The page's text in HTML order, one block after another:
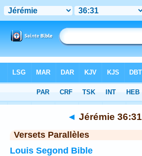
Chapitre 36 > Verset 31
◄ Jérémie 36:31
Versets Parallèles
Louis Segond Bible